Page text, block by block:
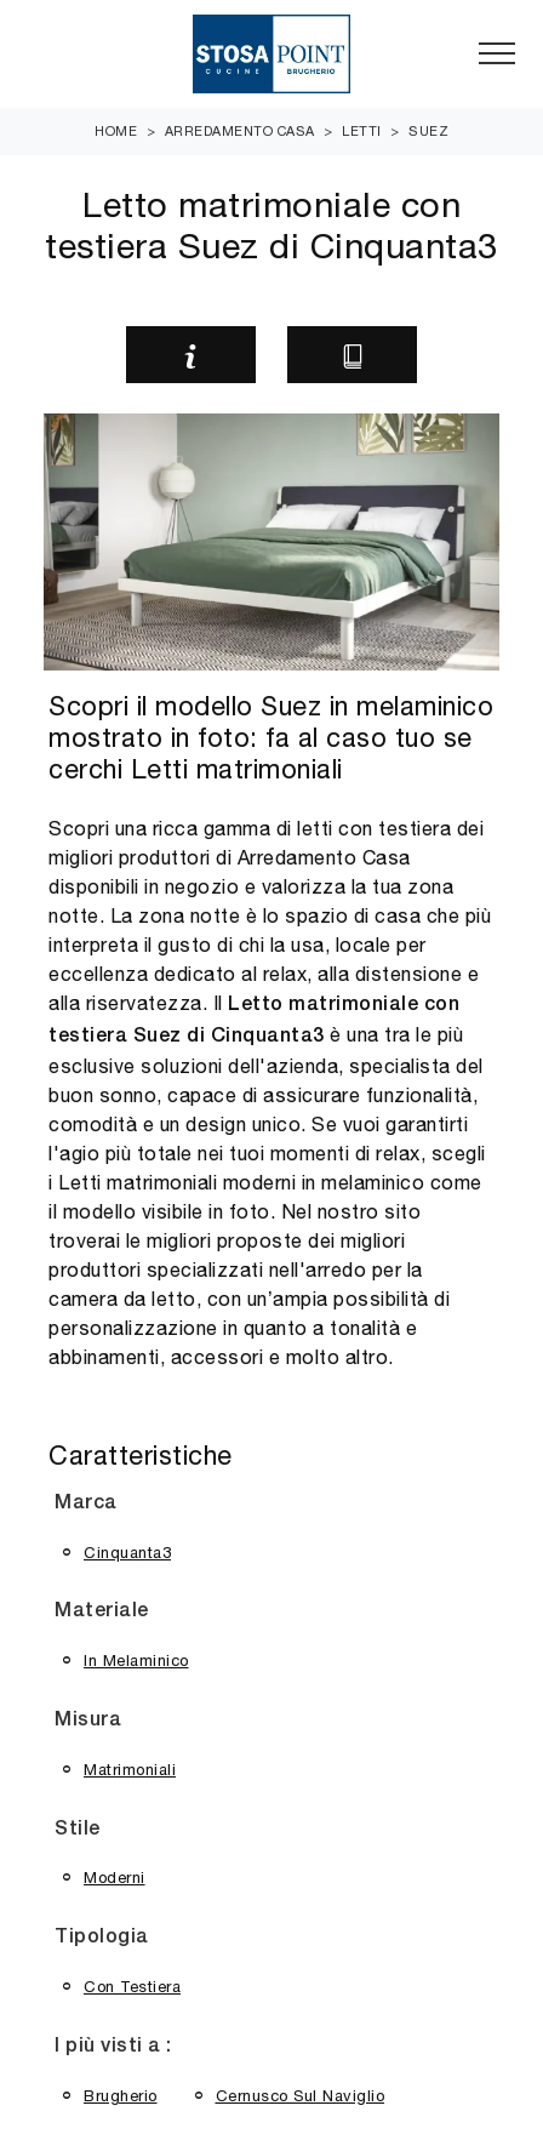
HOME > ARREDAMENTO CASA > LETTI > SUEZ
Letto matrimoniale con
testiera Suez di Cinquanta3
Scopri il modello Suez in melaminico
mostrato in foto: fa al caso tuo se
cerchi Letti matrimoniali
Scopri una ricca gamma di letti con testiera dei
migliori produttori di Arredamento Casa
disponibili in negozio e valorizza la tua zona
notte. La zona notte è lo spazio di casa che più
interpreta il gusto di chi la usa, locale per
eccellenza dedicato al relax, alla distensione e
alla riservatezza. Il Letto matrimoniale con
testiera Suez di Cinquanta3 è una tra le più
esclusive soluzioni dell'azienda, specialista del
buon sonno, capace di assicurare funzionalità,
comodità e un design unico. Se vuoi garantirti
l'agio più totale nei tuoi momenti di relax, scegli
i Letti matrimoniali moderni in melaminico come
il modello visibile in foto. Nel nostro sito
troverai le migliori proposte dei migliori
produttori specializzati nell'arredo per la
camera da letto, con un’ampia possibilità di
personalizzazione in quanto a tonalità e
abbinamenti, accessori e molto altro.
Caratteristiche
Marca
Cinquanta3
Materiale
In Melaminico
Misura
Matrimoniali
Stile
Moderni
Tipologia
Con Testiera
I più visti a :
Brugherio Cernusco Sul Naviglio